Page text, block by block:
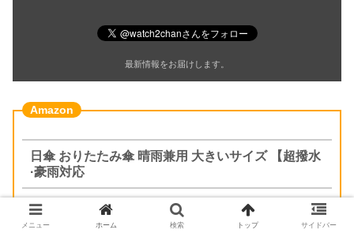
最新情報をお届けします。
日傘 おりたたみ傘 晴雨兼用 大きいサイズ 【超撥水
·豪雨対応
メニュー ホーム 検索 トップ サイドバー